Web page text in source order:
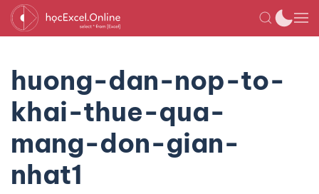
huong-dan-nop-to-
khai-thue-qua-
mang-don-gian-
nhat1